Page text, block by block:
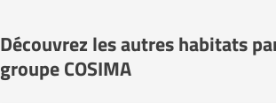
Découvrez les autres habitats
groupe COSIMA